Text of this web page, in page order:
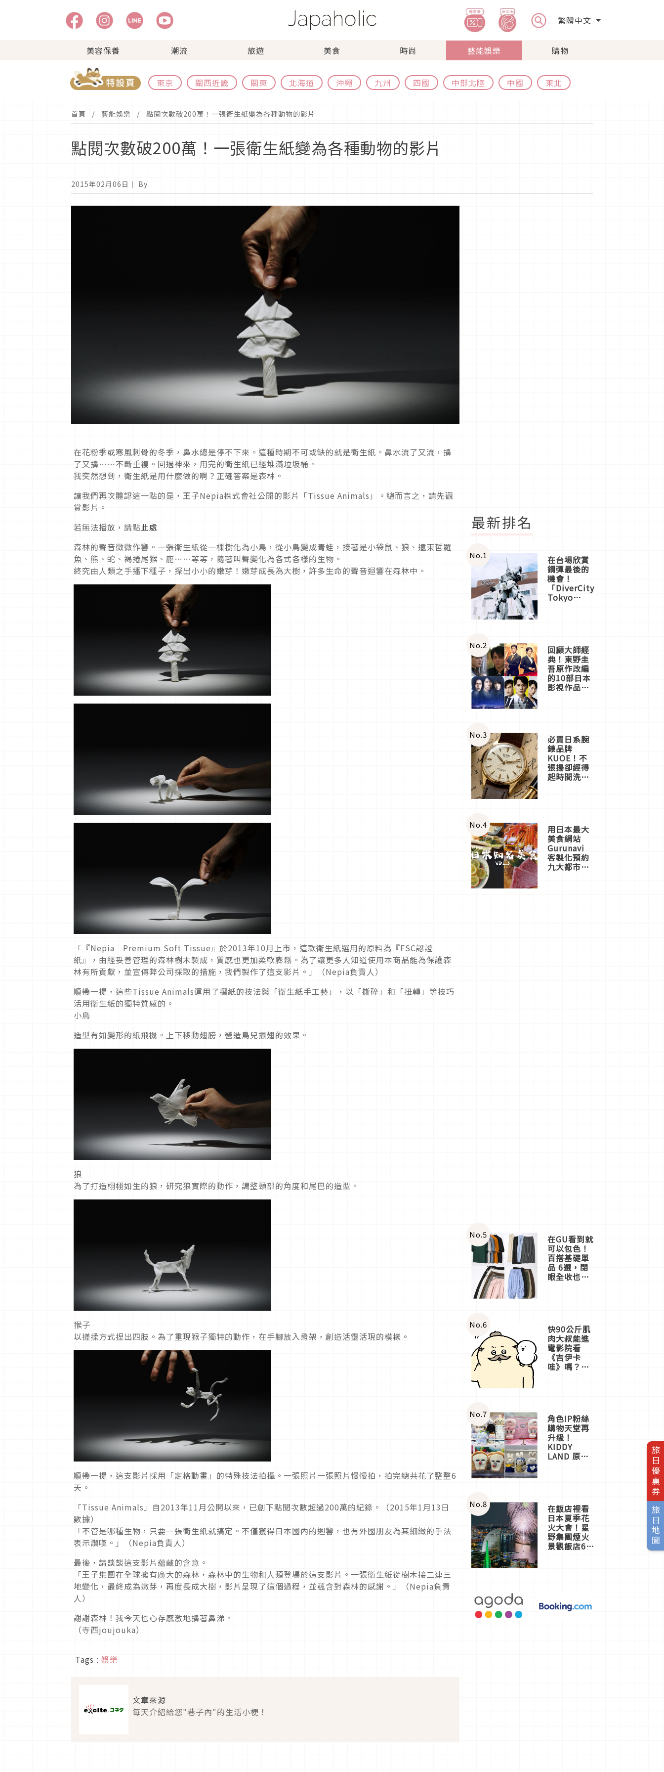
繁體中文
美容保養 潮流 旅遊 美食 時尚 藝能娛樂 購物
東京 關西近畿 關東 北海道 沖繩 九州 四國 中部北陸 中國 東北
旅日優惠券
旅日地圖
首頁 藝能娛樂 點閱次數破200萬！一張衛生紙變為各種動物的影片
點閱次數破200萬！一張衛生紙變為各種動物的影片
2015年02月06日 ｜ By
在花粉季或寒風刺骨的冬季，鼻水總是停不下來。這種時期不可或缺的就是衛生紙。鼻水流了又流，擤
了又擤……不斷重複。回過神來，用完的衛生紙已經堆滿垃圾桶。
我突然想到，衛生紙是用什麼做的啊？正確答案是森林。
讓我們再次體認這一點的是，王子Nepia株式會社公開的影片「Tissue Animals」。總而言之，請先觀
賞影片。
若無法播放，請點此處
森林的聲音微微作響。一張衛生紙從一棵樹化為小鳥，從小鳥變成青蛙，接著是小袋鼠、狼、遠東哲羅
魚、熊、蛇、褐捲尾猴、鹿……等等，隨著叫聲變化為各式各樣的生物。
終究由人類之手播下種子，探出小小的嫩芽！嫩芽成長為大樹，許多生命的聲音迴響在森林中。
「『Nepia Premium Soft Tissue』於2013年10月上市，這款衛生紙選用的原料為『FSC認證
紙』，由經妥善管理的森林樹木製成，質感也更加柔軟膨鬆。為了讓更多人知道使用本商品能為保護森
林有所貢獻，並宣傳弊公司採取的措施，我們製作了這支影片。」（Nepia負責人）
順帶一提，這些Tissue Animals運用了摺紙的技法與「衛生紙手工藝」，以「撕碎」和「扭轉」等技巧
活用衛生紙的獨特質感的。
小鳥
造型有如變形的紙飛機。上下移動翅膀，營造鳥兒振翅的效果。
狼
為了打造栩栩如生的狼，研究狼實際的動作，調整頸部的角度和尾巴的造型。
猴子
以搓揉方式捏出四肢。為了重現猴子獨特的動作，在手腳放入骨架，創造活靈活現的模樣。
順帶一提，這支影片採用「定格動畫」的特殊技法拍攝。一張照片一張照片慢慢拍，拍完總共花了整整6
天。
「Tissue Animals」自2013年11月公開以來，已創下點閱次數超過200萬的紀錄。（2015年1月13日
數據）
「不管是哪種生物，只要一張衛生紙就搞定。不僅獲得日本國內的迴響，也有外國朋友為其細緻的手法
表示讚嘆。」（Nepia負責人）
最後，請談談這支影片蘊藏的含意。
「王子集團在全球擁有廣大的森林，森林中的生物和人類登場於這支影片。一張衛生紙從樹木接二連三
地變化，最終成為嫩芽，再度長成大樹，影片呈現了這個過程，並蘊含對森林的感謝。」（Nepia負責
人）
謝謝森林！我今天也心存感激地擤著鼻涕。
（寺西joujouka）
Tags : 娛樂
文章來源
每天介紹給您"巷子內"的生活小梗！
最新排名
No.1 在台場欣賞
鋼彈最後的
機會！
「DiverCity
Tokyo
體驗
No.2 回顧大師經
典！東野圭
吾原作改編
的10部日本
影視作品推
No.3 必買日系腕
錶品牌
KUOE！不
張揚卻經得
起時間洗鍊
No.4 用日本最大
美食網站
Gurunavi
客製化預約
九大都市餐
No.5 在GU看到就
可以包色！
百搭基礎單
品 6選，閉
眼全收也不
No.6 快90公斤肌
肉大叔能進
電影院看
《吉伊卡
哇》嗎？日
一同給出了
答案
No.7 角色IP粉絲
購物天堂再
升級！
KIDDY
LAND 原宿
店3分即達
No.8 在飯店裡看
日本夏季花
火大會！星
野集團煙火
景觀飯店6